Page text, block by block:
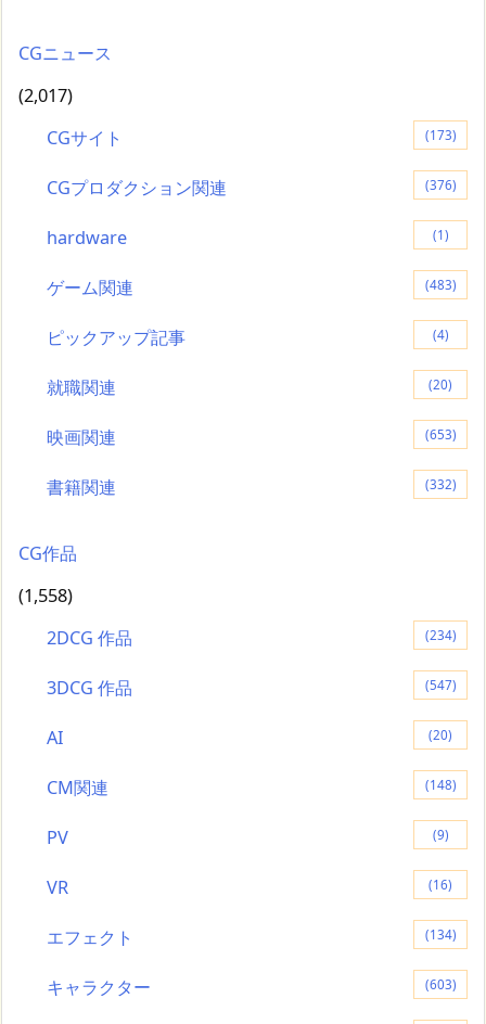
CGニュース
(2,017)
CGサイト
(173)
CGプロダクション関連 (376)
hardware (1)
ゲーム関連 (483)
ピックアップ記事 (4)
就職関連 (20)
映画関連 (653)
書籍関連 (332)
CG作品
(1,558)
2DCG 作品
(234)
3DCG 作品 (547)
AI (20)
CM関連 (148)
PV (9)
VR (16)
エフェクト (134)
キャラクター (603)